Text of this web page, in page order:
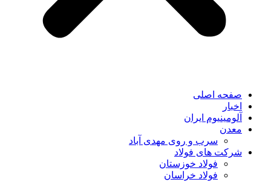
صفحه اصلی
اخبار
آلومینیوم ایران
معدن
سرب و روی مهدی آباد
شرکت های فولاد
فولاد خوزستان
فولاد خراسان